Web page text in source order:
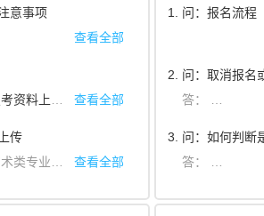
以通过手机APP进行修改。部分信息修改需
有报名信息无误。交费成功后，考生不得
意事项
查看全部
资料上传 一般需要一到三个工作日审核时间
查看全部
传
一般是需要上传学籍证明。具体需要参考学校招生公告要求。 查看全部
1. 问：报名流程
同学您
2. 问：取消报名
同学您
3. 问：如何判断
同学您